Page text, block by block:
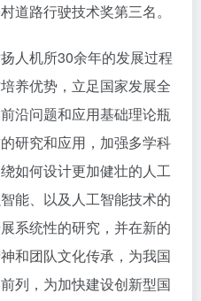
道路行驶技术奖第三名。
人机所30余年的发展过程
养优势，立足国家发展全
沿问题和应用基础理论瓶
研究和应用，加强多学科
如何设计更加健壮的人工
能、以及人工智能技术的
系统性的研究，并在新的
和团队文化传承，为我国
列，为加快建设创新型国